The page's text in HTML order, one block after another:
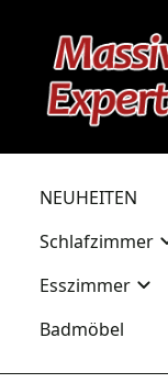
NEUHEITEN
Schlafzimmer
Esszimmer
Badmöbel